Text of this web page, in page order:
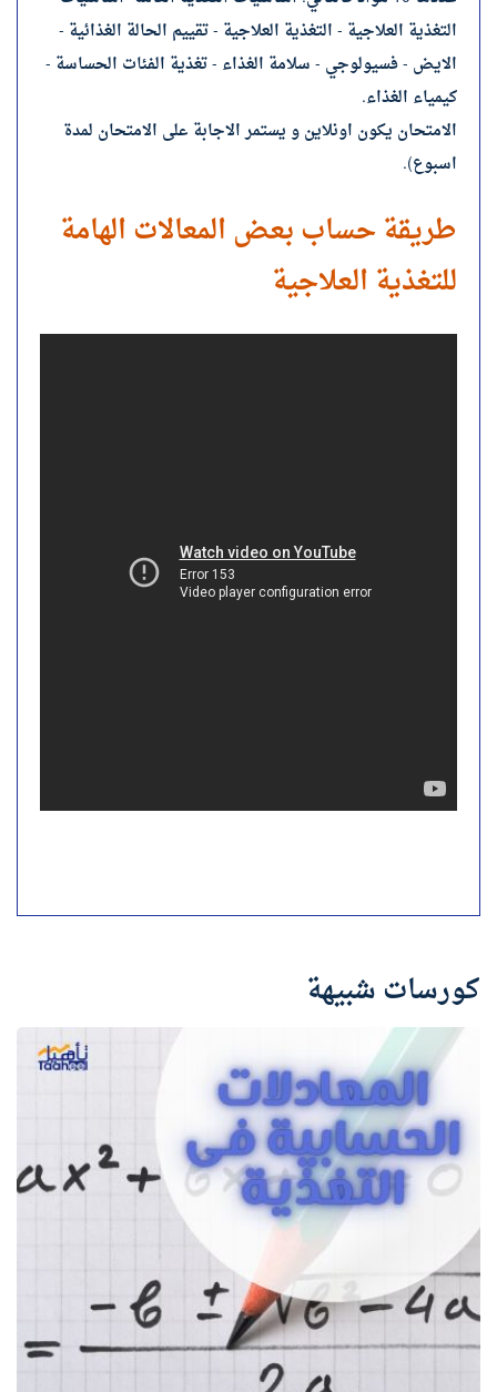
التغذية العلاجية - التغذية العلاجية - تقييم الحالة الغذائية -
الايض - فسيولوجي - سلامة الغذاء - تغذية الفئات الحساسة -
كيمياء الغذاء.
الامتحان يكون اونلاين و يستمر الاجابة على الامتحان لمدة
اسبوع).
طريقة حساب بعض المعالات الهامة
للتغذية العلاجية
كورسات شبيهة